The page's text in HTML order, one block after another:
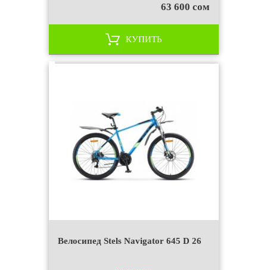
63 600 сом
КУПИТЬ
Велосипед Stels Navigator 645 D 26